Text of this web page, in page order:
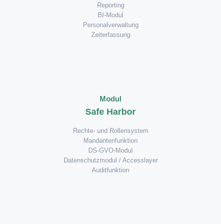
Reporting
BI-Modul
Personalverwaltung
Zeiterfassung
Modul
Safe Harbor
Rechte- und Rollensystem
Mandantenfunktion
DS-GVO-Modul
Datenschutzmodul / Accesslayer
Auditfunktion